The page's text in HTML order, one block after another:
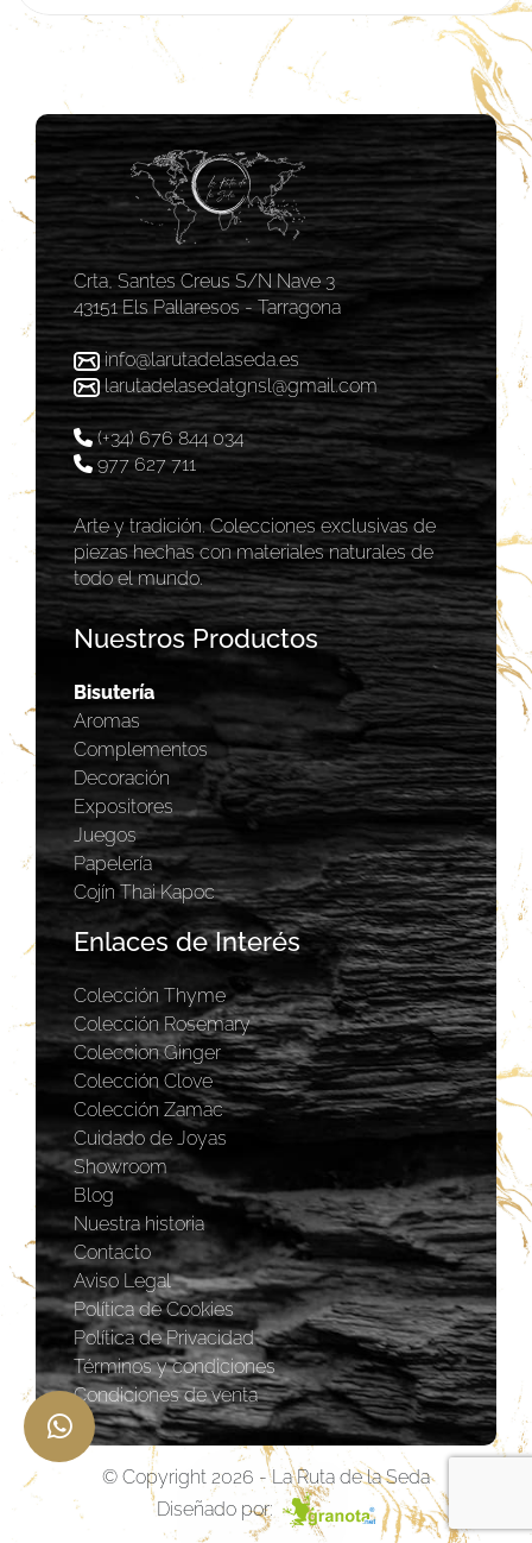
Crta, Santes Creus S/N Nave 3
43151 Els Pallaresos - Tarragona
info@larutadelaseda.es
larutadelasedatgnsl@gmail.com
(+34) 676 844 034
977 627 711
Arte y tradición. Colecciones exclusivas de
piezas hechas con materiales naturales de
todo el mundo.
Nuestros Productos
Bisutería
Aromas
Complementos
Decoración
Expositores
Juegos
Papelería
Cojín Thai Kapoc
Enlaces de Interés
Colección Thyme
Colección Rosemary
Coleccion Ginger
Colección Clove
Colección Zamac
Cuidado de Joyas
Showroom
Blog
Nuestra historia
Contacto
Aviso Legal
Política de Cookies
Política de Privacidad
Términos y condiciones
Condiciones de venta
© Copyright 2026 - La Ruta de la Seda
Diseñado por: